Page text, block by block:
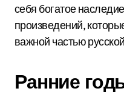
себя богатое
произведений,
важной частью
Ранние